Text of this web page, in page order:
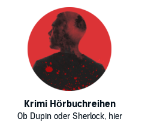
Krimi Hörbuchreihen
Ob Dupin oder Sherlock, hier